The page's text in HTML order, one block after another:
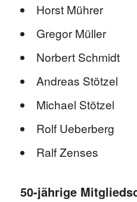
Horst Mührer
Gregor Müller
Norbert Schmidt
Andreas Stötzel
Michael Stötzel
Rolf Ueberberg
Ralf Zenses
50-jährige